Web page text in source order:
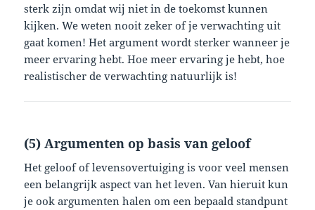
sterk zijn omdat wij niet in de toekomst kunnen
kijken. We weten nooit zeker of je verwachting uit
gaat komen! Het argument wordt sterker wanneer je
meer ervaring hebt. Hoe meer ervaring je hebt, hoe
realistischer de verwachting natuurlijk is!
(5) Argumenten op basis van geloof
Het geloof of levensovertuiging is voor veel mensen
een belangrijk aspect van het leven. Van hieruit kun
je ook argumenten halen om een bepaald standpunt